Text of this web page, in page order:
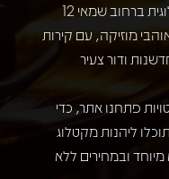
חנות תקליטים מיתולוגית ברחוב שמאי 12
מוזיקה, עם קירות
ודור צעיר
פתחנו אתר, כדי
ליהנות מקטלוג
ובמחירים ללא